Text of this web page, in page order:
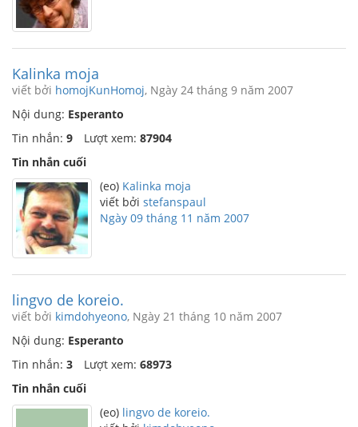
Kalinka moja
viết bởi homojKunHomoj, Ngày 24 tháng 9 năm 2007
Nội dung: Esperanto
Tin nhắn: 9 Lượt xem: 87904
Tin nhắn cuối
(eo) Kalinka moja
viết bởi stefanspaul
Ngày 09 tháng 11 năm 2007
lingvo de koreio.
viết bởi kimdohyeono, Ngày 21 tháng 10 năm 2007
Nội dung: Esperanto
Tin nhắn: 3 Lượt xem: 68973
Tin nhắn cuối
(eo) lingvo de koreio.